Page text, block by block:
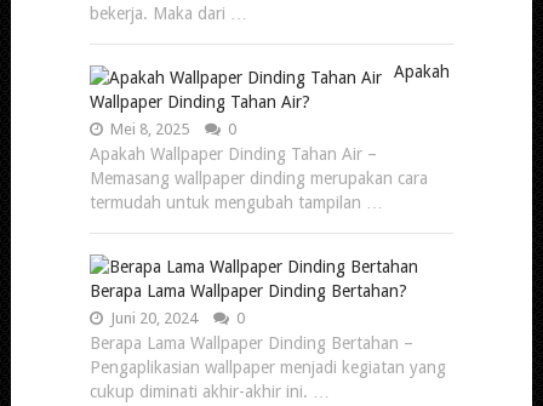
bekerja. Maka dari …
Apakah
Wallpaper Dinding Tahan Air?
Mei 8, 2025 0
Apakah Wallpaper Dinding Tahan Air –
Memasang wallpaper dinding merupakan cara
termudah untuk mengubah tampilan …
Berapa Lama Wallpaper Dinding Bertahan?
Juni 20, 2024 0
Berapa Lama Wallpaper Dinding Bertahan –
Pengaplikasian wallpaper menjadi kegiatan yang
cukup diminati akhir-akhir ini. …